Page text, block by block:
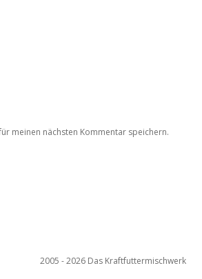
meinen nächsten Kommentar speichern.
2005 - 2026 Das Kraftfuttermischwerk